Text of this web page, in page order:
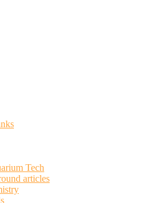
Tech
articles